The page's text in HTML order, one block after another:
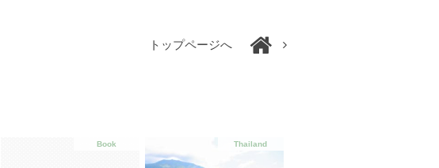
トップページへ
Book Thailand